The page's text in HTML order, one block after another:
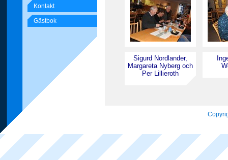
Kontakt
Gästbok
Sigurd Nordlander,
Margareta Nyberg och
Per Lillieroth